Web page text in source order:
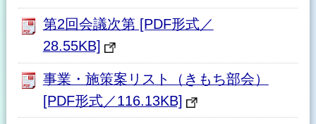
第2回会議次第 [PDF形式／
28.55KB]
事業・施策案リスト（きもち部会）
[PDF形式／116.13KB]